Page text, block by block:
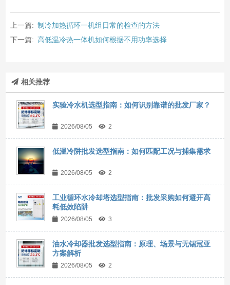
上一篇: 制冷加热循环一机组日常的检查的方法
下一篇: 高低温冷热一体机如何根据不用功率选择
相关推荐
实验冷水机选型指南：如何识别靠谱的批发厂家？
2026/08/05 2
低温冷阱批发选型指南：如何匹配工况与捕集需求
2026/08/05 2
工业循环水冷却塔选型指南：批发采购如何避开高
耗低效陷阱
2026/08/05 3
油水冷却器批发选型指南：原理、场景与无锡冠亚
方案解析
2026/08/05 2